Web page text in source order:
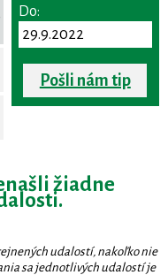
Do:
Pošli nám tip
žiadne
udalostí, nakoľko nie
sa jednotlivých udalostí je